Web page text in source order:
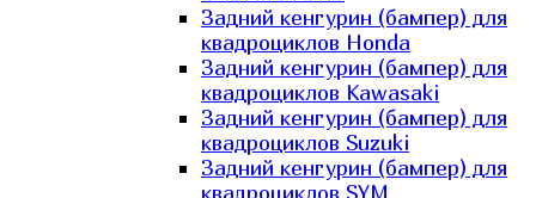
Задний кенгурин (бампер) для
квадроциклов Honda
Задний кенгурин (бампер) для
квадроциклов Kawasaki
Задний кенгурин (бампер) для
квадроциклов Suzuki
Задний кенгурин (бампер) для
квадроциклов SYM